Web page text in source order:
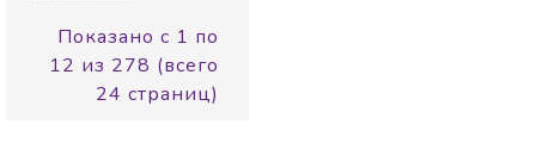
Показано с 1 по
12 из 278 (всего
24 страниц)